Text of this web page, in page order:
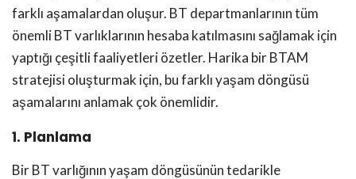
farklı aşamalardan oluşur. BT departmanlarının tüm
önemli BT varlıklarının hesaba katılmasını sağlamak için
yaptığı çeşitli faaliyetleri özetler. Harika bir BTAM
stratejisi oluşturmak için, bu farklı yaşam döngüsü
aşamalarını anlamak çok önemlidir.
1. Planlama
Bir BT varlığının yaşam döngüsünün tedarikle